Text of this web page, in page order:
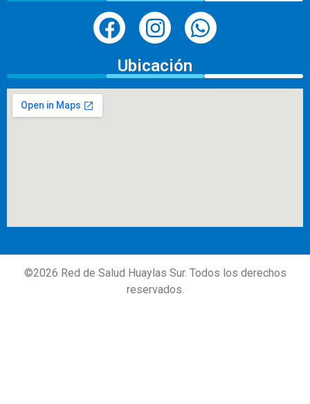
Ubicación
©2026 Red de Salud Huaylas Sur. Todos los derechos
reservados.